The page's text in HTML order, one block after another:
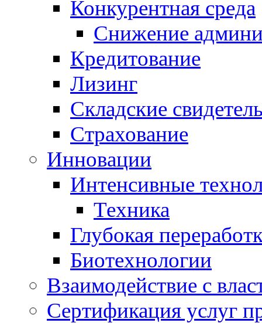
Конкурентная среда
Снижение
Кредитование
Лизинг
Складские
Страхование
Инновации
Интенсивные
Техника
Глубокая
Биотехнологии
Взаимодействие с
Сертификация услуг